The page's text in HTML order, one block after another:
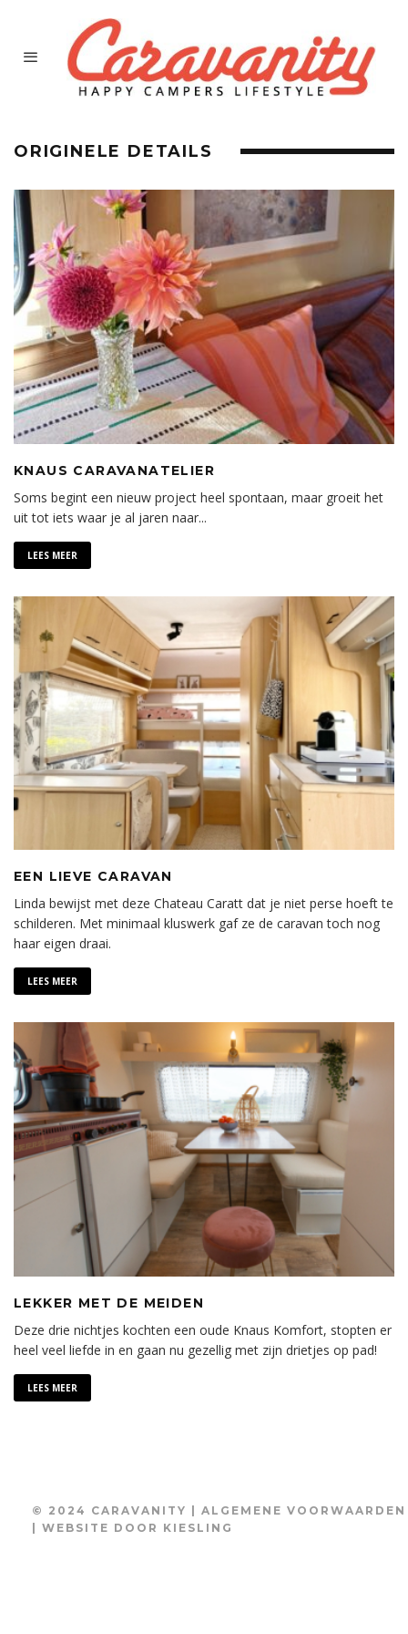
ORIGINELE DETAILS
KNAUS CARAVANATELIER
Soms begint een nieuw project heel spontaan, maar groeit het
uit tot iets waar je al jaren naar...
LEES MEER
EEN LIEVE CARAVAN
Linda bewijst met deze Chateau Caratt dat je niet perse hoeft te
schilderen. Met minimaal kluswerk gaf ze de caravan toch nog
haar eigen draai.
LEES MEER
LEKKER MET DE MEIDEN
Deze drie nichtjes kochten een oude Knaus Komfort, stopten er
heel veel liefde in en gaan nu gezellig met zijn drietjes op pad!
LEES MEER
© 2024 CARAVANITY | ALGEMENE VOORWAARDEN
| WEBSITE DOOR KIESLING